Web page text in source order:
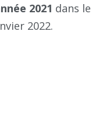
2021 dans
2022.